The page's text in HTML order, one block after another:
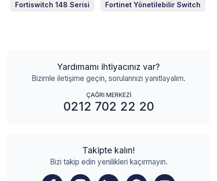
Fortiswitch 148 Serisi Fortinet Yönetilebilir Switch
Yardımamı ihtiyacınız var?
Bizimle iletişime geçin, sorularınızı yanıtlayalım.
ÇAĞRI MERKEZİ
0212 702 22 20
Takipte kalın!
Bizi takip edin yenilikleri kaçırmayın.